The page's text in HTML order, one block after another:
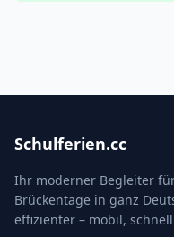
Schulferien.cc
Ihr moderner Begleiter
Brückentage in ganz
effizienter – mobil,